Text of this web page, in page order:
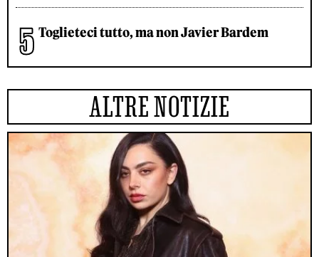
Toglieteci tutto, ma non Javier Bardem
ALTRE NOTIZIE